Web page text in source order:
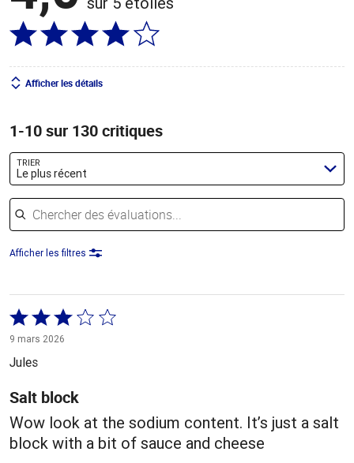
Afficher les détails
1-10 sur 130 critiques
TRIER
Le plus récent
Chercher des évaluations
Afficher les filtres
Coté
3 sur
5
9 mars 2026
Jules
Salt block
Wow look at the sodium content. It’s just a salt
block with a bit of sauce and cheese